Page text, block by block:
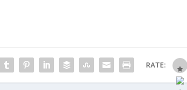
RATE: